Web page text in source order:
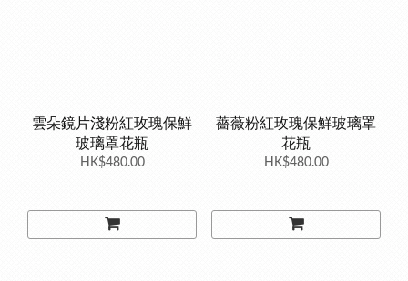
雲朵鏡片淺粉紅玫瑰保鮮
玻璃罩花瓶
HK$480.00
薔薇粉紅玫瑰保鮮玻璃罩
花瓶
HK$480.00